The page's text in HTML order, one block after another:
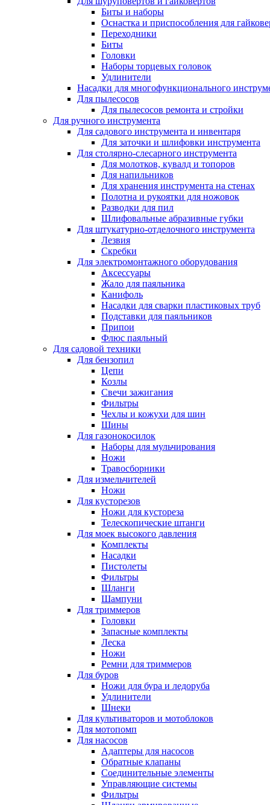
Биты и наборы
Оснастка и приспособления для
Переходники
Биты
Головки
Наборы торцевых головок
Удлинители
Насадки для многофункционального
Для пылесосов
Для пылесосов ремонта и стройки
Для ручного инструмента
Для садового инструмента и инвентаря
Для заточки и шлифовки инструмента
Для столярно-слесарного инструмента
Для молотков, кувалд и топоров
Для напильников
Для хранения инструмента на стенах
Полотна и рукоятки для ножовок
Разводки для пил
Шлифовальные абразивные губки
Для штукатурно-отделочного инструмента
Лезвия
Скребки
Для электромонтажного оборудования
Аксессуары
Жало для паяльника
Канифоль
Насадки для сварки пластиковых труб
Подставки для паяльников
Припои
Флюс паяльный
Для садовой техники
Для бензопил
Цепи
Козлы
Свечи зажигания
Фильтры
Чехлы и кожухи для шин
Шины
Для газонокосилок
Наборы для мульчирования
Ножи
Травосборники
Для измельчителей
Ножи
Для кусторезов
Ножи для кустореза
Телескопические штанги
Для моек высокого давления
Комплекты
Насадки
Пистолеты
Фильтры
Шланги
Шампуни
Для триммеров
Головки
Запасные комплекты
Леска
Ножи
Ремни для триммеров
Для буров
Ножи для бура и ледоруба
Удлинители
Шнеки
Для культиваторов и мотоблоков
Для мотопомп
Для насосов
Адаптеры для насосов
Обратные клапаны
Соединительные элементы
Управляющие системы
Фильтры